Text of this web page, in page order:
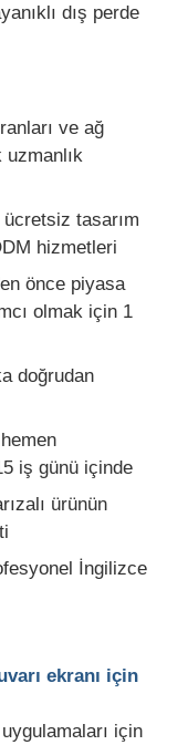
dış perde
ve ağ
uzmanlık
tasarım
hizmetleri
önce piyasa
olmak için 1
doğrudan
iş günü içinde
ürünün
İngilizce
ekranı için
için